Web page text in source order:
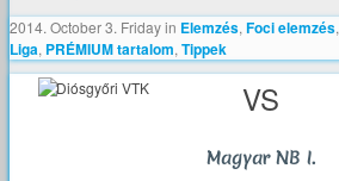
2014. October 3. Fridayin Elemzés, Foci elemzés,
Liga, PRÉMIUM tartalom, Tippek
VS
Magyar NB I.